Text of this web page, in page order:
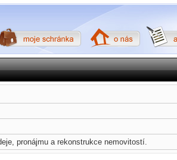
pronájmu a rekonstrukce nemovitostí.